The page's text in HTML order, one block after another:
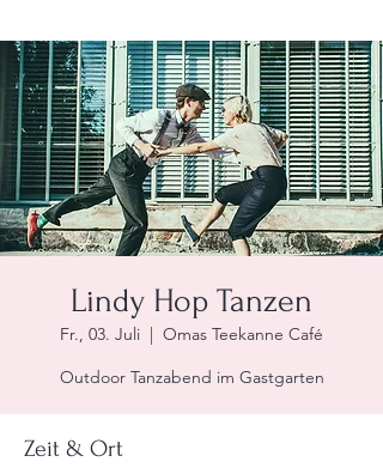
Lindy Hop Tanzen
Fr., 03. Juli
  |
Omas Teekanne Café
Outdoor Tanzabend im Gastgarten
Zeit & Ort